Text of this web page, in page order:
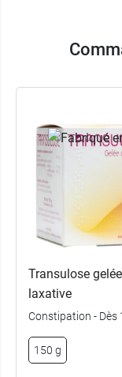
Transulose
laxative
Constipation - Dès
150 g